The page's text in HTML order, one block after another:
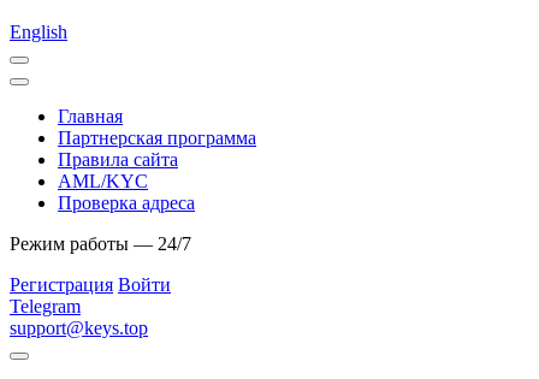
English
Главная
Партнерская программа
Правила сайта
AML/KYC
Проверка адреса
Режим работы — 24/7
Регистрация Войти
Telegram
support@keys.top